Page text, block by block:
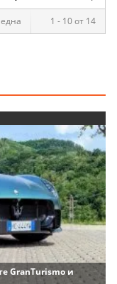
1 - 10 от 14
GranTurismo и